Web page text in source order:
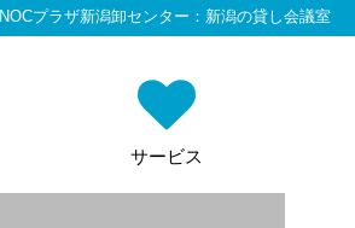
NOCプラザ新潟卸センター：新潟の貸し会議室
サービス